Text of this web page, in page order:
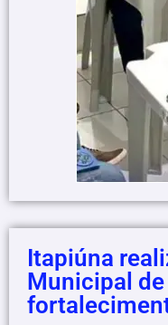
Itapiúna
Municipal